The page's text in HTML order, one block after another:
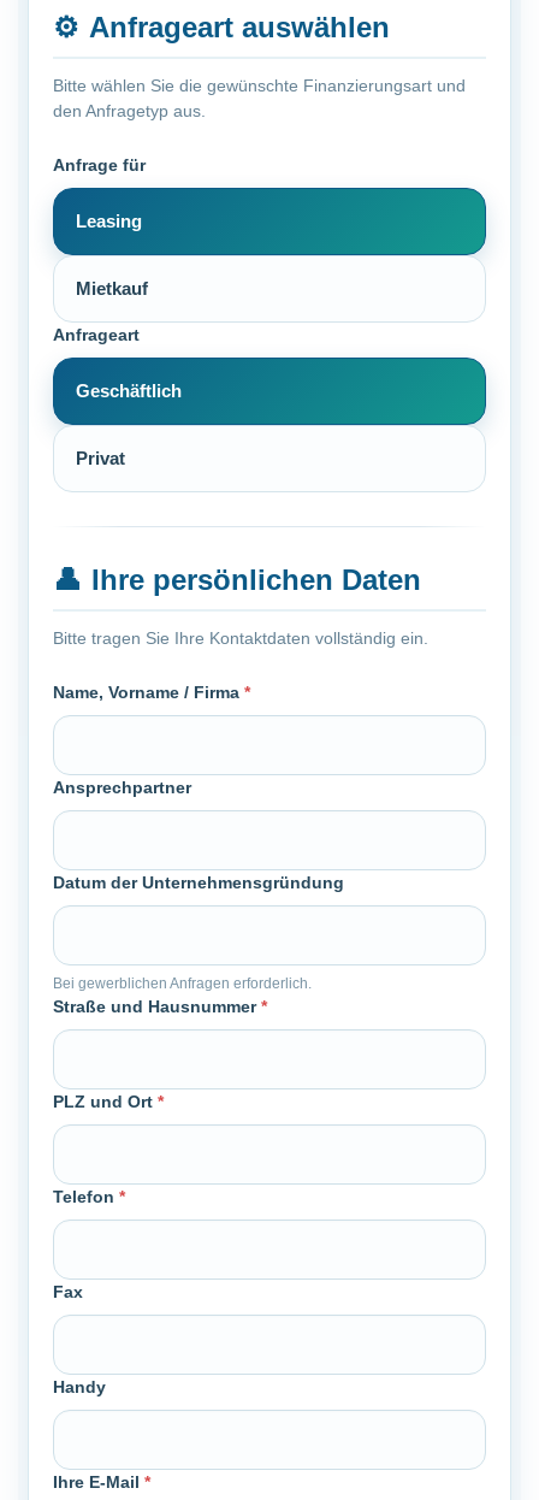
⚙️ Anfrageart auswählen
Bitte wählen Sie die gewünschte Finanzierungsart und
den Anfragetyp aus.
Anfrage für
Leasing
Mietkauf
Anfrageart
Geschäftlich
Privat
👤 Ihre persönlichen Daten
Bitte tragen Sie Ihre Kontaktdaten vollständig ein.
Name, Vorname / Firma *
Ansprechpartner
Datum der Unternehmensgründung
Bei gewerblichen Anfragen erforderlich.
Straße und Hausnummer*
PLZ und Ort *
Telefon *
Fax
Handy
Ihre E-Mail *